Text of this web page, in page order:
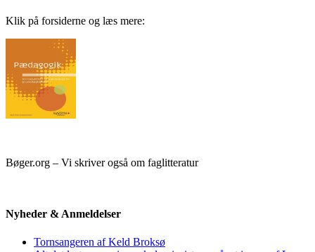
Klik på forsiderne og læs mere:
Bøger.org – Vi skriver også om faglitteratur
Nyheder & Anmeldelser
Tornsangeren af Keld Broksø